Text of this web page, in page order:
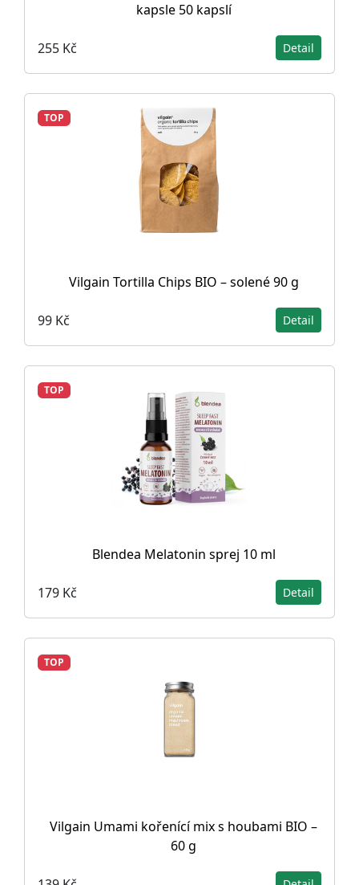
kapsle 50 kapslí
255 Kč Detail
TOP
Vilgain Tortilla Chips BIO – solené 90 g
99 Kč Detail
TOP
Blendea Melatonin sprej 10 ml
179 Kč Detail
TOP
Vilgain Umami kořenící mix s houbami BIO –
60 g